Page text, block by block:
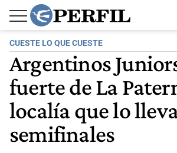
CUESTE LO QUE CUESTE
Argentinos
fuerte de La
localía que lo
semifinales